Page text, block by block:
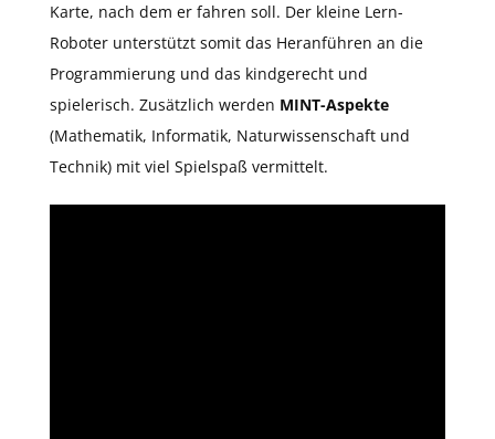
Karte, nach dem er fahren soll. Der kleine Lern-
Roboter unterstützt somit das Heranführen an die
Programmierung und das kindgerecht und
spielerisch. Zusätzlich werden MINT-Aspekte
(Mathematik, Informatik, Naturwissenschaft und
Technik) mit viel Spielspaß vermittelt.